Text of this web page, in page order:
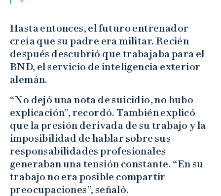
Hasta entonces, el futuro entrenador
creía que su padre era militar. Recién
después descubrió que trabajaba para el
BND, el servicio de inteligencia exterior
alemán.
“No dejó una nota de suicidio, no hubo
explicación”, recordó. También explicó
que la presión derivada de su trabajo y la
imposibilidad de hablar sobre sus
responsabilidades profesionales
generaban una tensión constante. “En su
trabajo no era posible compartir
preocupaciones”, señaló.